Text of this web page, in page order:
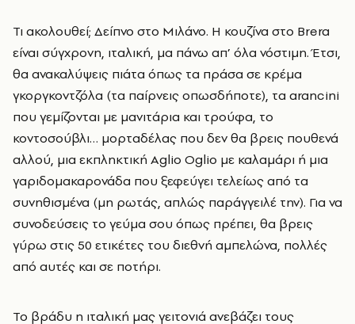
Τι ακολουθεί; Δείπνο στο Μιλάνο. Η κουζίνα στο Brera
είναι σύγχρονη, ιταλική, μα πάνω απ’ όλα νόστιμη. Έτσι,
θα ανακαλύψεις πιάτα όπως τα πράσα σε κρέμα
γκοργκοντζόλα (τα παίρνεις οπωσδήποτε), τα arancini
που γεμίζονται με μανιτάρια και τρούφα, το
κοντοσούβλι… μορταδέλας που δεν θα βρεις πουθενά
αλλού, μια εκπληκτική Aglio Oglio με καλαμάρι ή μια
γαριδομακαρονάδα που ξεφεύγει τελείως από τα
συνηθισμένα (μη ρωτάς, απλώς παράγγειλέ την). Για να
συνοδεύσεις το γεύμα σου όπως πρέπει, θα βρεις
γύρω στις 50 ετικέτες του διεθνή αμπελώνα, πολλές
από αυτές και σε ποτήρι.
Το βράδυ η ιταλική μας γειτονιά ανεβάζει τους